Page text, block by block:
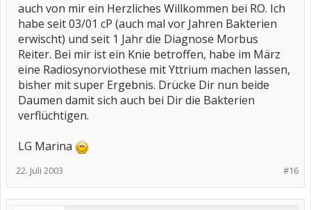
auch von mir ein Herzliches Willkommen bei RO. Ich
habe seit 03/01 cP (auch mal vor Jahren Bakterien
erwischt) und seit 1 Jahr die Diagnose Morbus
Reiter. Bei mir ist ein Knie betroffen, habe im März
eine Radiosynorviothese mit Yttrium machen lassen,
bisher mit super Ergebnis. Drücke Dir nun beide
Daumen damit sich auch bei Dir die Bakterien
verflüchtigen.
LG Marina
#16
22. Juli 2003